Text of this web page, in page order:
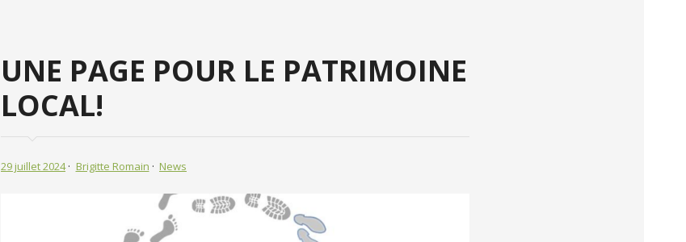
UNE PAGE POUR LE PATRIMOINE
LOCAL!
29 juillet 2024 Brigitte Romain News